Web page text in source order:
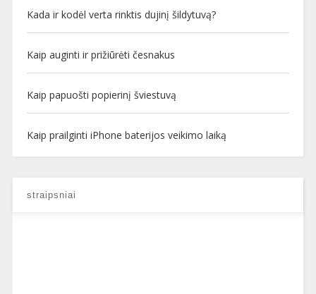
Kada ir kodėl verta rinktis dujinį šildytuvą?
Kaip auginti ir prižiūrėti česnakus
Kaip papuošti popierinį šviestuvą
Kaip prailginti iPhone baterijos veikimo laiką
straipsniai